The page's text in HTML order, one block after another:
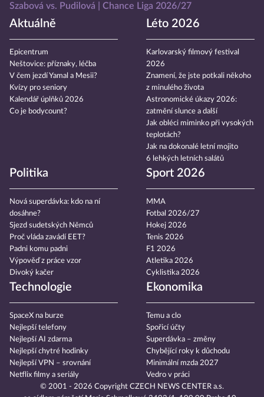
Szabová vs. Pudilová
Chance Liga 2026/27
Aktuálně
Epicentrum
Neštovice: příznaky, léčba
V čem jezdí Yamal a Mesii?
Kvízy pro seniory
Kalendář úplňků 2026
Co je bodycount?
Léto 2026
Karlovarský filmový festival
2026
Znamení, že jste potkali někoho
z minulého života
Astronomické úkazy 2026:
zatmění slunce a další
Jak obléci miminko při vysokých
teplotách?
Jak na dokonalé letní mojito
6 lehkých letních salátů
Politika
Nová superdávka: kdo na ní
dosáhne?
Sjezd sudetských Němců
Proč vláda zavádí EET?
Padni komu padni
Výpověď z práce vzor
Divoký kačer
Sport 2026
MMA
Fotbal 2026/27
Hokej 2026
Tenis 2026
F1 2026
Atletika 2026
Cyklistika 2026
Technologie
SpaceX na burze
Nejlepší telefony
Nejlepší AI zdarma
Nejlepší chytré hodinky
Nejlepší VPN – srovnání
Netflix filmy a seriály
Ekonomika
Temu a clo
Spořicí účty
Superdávka – změny
Chybějící roky k důchodu
Minimální mzda 2027
Vedro v práci
© 2001 - 2026 Copyright CZECH NEWS CENTER a.s.